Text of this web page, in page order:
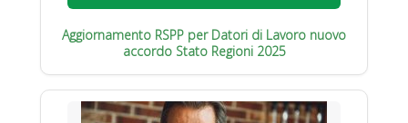
Aggiornamento RSPP per Datori di Lavoro nuovo
accordo Stato Regioni 2025